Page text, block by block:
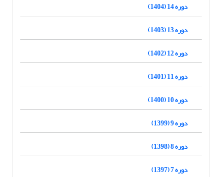
دوره 14 (1404)
دوره 13 (1403)
دوره 12 (1402)
دوره 11 (1401)
دوره 10 (1400)
دوره 9 (1399)
دوره 8 (1398)
دوره 7 (1397)